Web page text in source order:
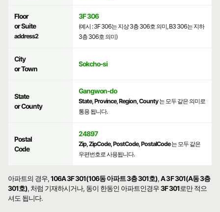
Floor
or Suite
address2
3F 306
(예시 : 3F 306는 지상 3층 306호 의미, B3 306는 지하
3층 306호 의미)
City
or Town
Sokcho-si
State
or County
Gangwon-do
State, Province, Region, County는 모두 같은 의미로
통용 됩니다.
Postal
Code
24897
Zip, ZipCode, PostCode, PostalCode는 모두 같은
우편번호로 사용됩니다.
아파트의 경우,106A 3F 301(106동 아파트 3층 301호),A 3F 301(A동 3층
301호), 처럼 기재하시거나, 동이 한동인 아파트인경우3F 301로만 적으
셔도 됩니다.